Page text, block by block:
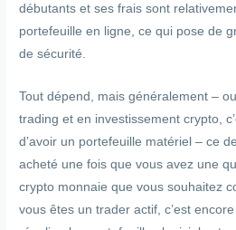
débutants et ses frais sont
portefeuille en ligne, ce qui pose de
de sécurité.
Tout dépend, mais généralement –
trading et en investissement crypto,
d’avoir un portefeuille matériel – ce
acheté une fois que vous avez une
crypto monnaie que vous souhaitez
vous êtes un trader actif, c’est